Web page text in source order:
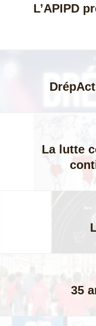
L’APIPD
La lutte
35